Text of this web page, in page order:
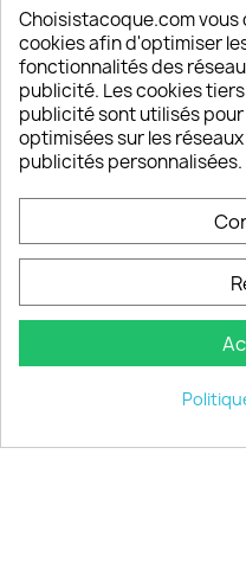
Depuis 2009,
sont satisfaits de nos
Un SAV à votre
Notre SAV est
© 2026 -
Choisistacoque.com
cookies afin d'optimiser
fonctionnalités des
publicité. Les cookies
publicité sont utilisés
optimisées sur les
publicités